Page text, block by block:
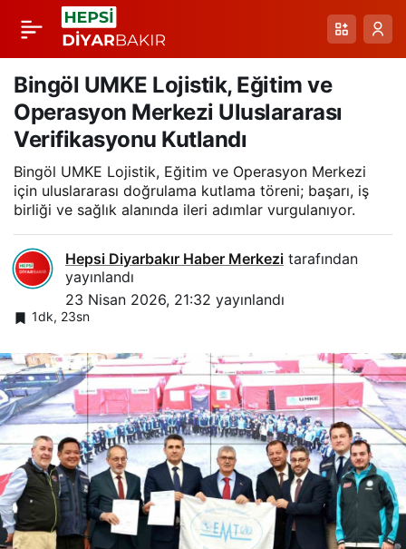
Bingöl UMKE Lojistik, Eğitim ve
Operasyon Merkezi Uluslararası
Verifikasyonu Kutlandı
Bingöl UMKE Lojistik, Eğitim ve Operasyon Merkezi
için uluslararası doğrulama kutlama töreni; başarı, iş
birliği ve sağlık alanında ileri adımlar vurgulanıyor.
Hepsi Diyarbakır Haber Merkezi tarafından
yayınlandı
23 Nisan 2026, 21:32 yayınlandı
1dk, 23sn
Gaziantep’te 170
Kilodan 120 Kiloya:
Ağrısız Tüp Mideyle
Büyük Dönüşüm
Paylaş